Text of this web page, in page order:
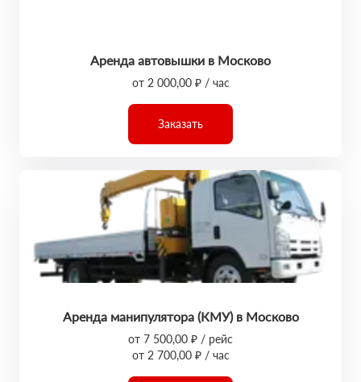
Аренда автовышки в Москово
от 2 000,00 ₽ / час
Заказать
Аренда манипулятора (КМУ) в Москово
от 7 500,00 ₽ / рейс
от 2 700,00 ₽ / час